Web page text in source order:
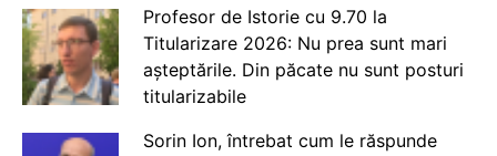
Profesor de Istorie cu 9.70 la
Titularizare 2026: Nu prea sunt mari
așteptările. Din păcate nu sunt posturi
titularizabile
Sorin Ion, întrebat cum le răspunde